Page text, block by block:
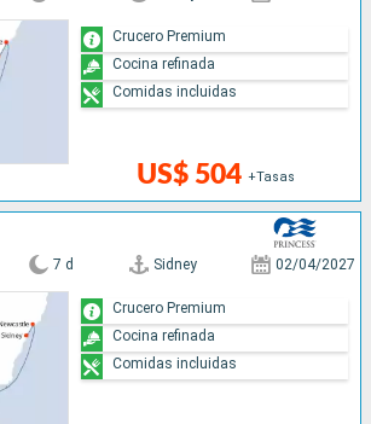
US$ 504 +Tasas
Crucero Premium
Cocina refinada
Comidas incluidas
7 d Sidney 02/04/2027
Crucero Premium
Cocina refinada
Comidas incluidas